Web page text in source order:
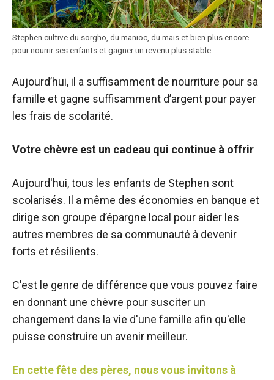
Stephen cultive du sorgho, du manioc, du maïs et bien plus encore
pour nourrir ses enfants et gagner un revenu plus stable.
Aujourd’hui, il a suffisamment de nourriture pour sa
famille et gagne suffisamment d’argent pour payer
les frais de scolarité.
Votre chèvre est un cadeau qui continue à offrir
Aujourd'hui, tous les enfants de Stephen sont
scolarisés. Il a même des économies en banque et
dirige son groupe d’épargne local pour aider les
autres membres de sa communauté à devenir
forts et résilients.
C'est le genre de différence que vous pouvez faire
en donnant une chèvre pour susciter un
changement dans la vie d'une famille afin qu'elle
puisse construire un avenir meilleur.
En cette fête des pères, nous vous invitons à